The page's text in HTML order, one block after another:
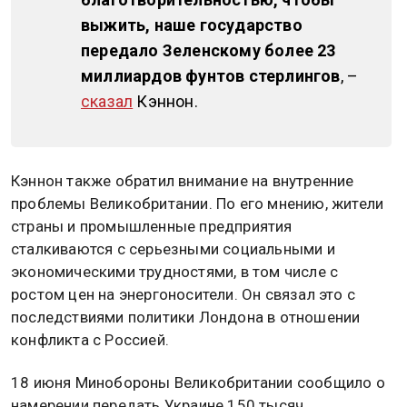
выжить, наше государство
передало Зеленскому более 23
миллиардов фунтов стерлингов, –
сказал Кэннон.
Кэннон также обратил внимание на внутренние
проблемы Великобритании. По его мнению, жители
страны и промышленные предприятия
сталкиваются с серьезными социальными и
экономическими трудностями, в том числе с
ростом цен на энергоносители. Он связал это с
последствиями политики Лондона в отношении
конфликта с Россией.
18 июня Минобороны Великобритании сообщило о